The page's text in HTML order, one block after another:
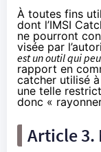
À toutes fins
dont l’IMSI
ne pourront
visée par
est un outil qui
rapport en
catcher utilisé
une telle
donc «
Article 3.